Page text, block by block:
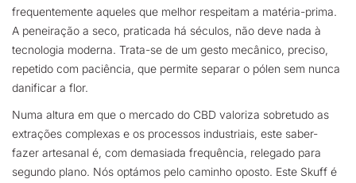
frequentemente aqueles que melhor respeitam a matéria-prima.
A peneiração a seco, praticada há séculos, não deve nada à
tecnologia moderna. Trata-se de um gesto mecânico, preciso,
repetido com paciência, que permite separar o pólen sem nunca
danificar a flor.
Numa altura em que o mercado do CBD valoriza sobretudo as
extrações complexas e os processos industriais, este saber-
fazer artesanal é, com demasiada frequência, relegado para
segundo plano. Nós optámos pelo caminho oposto. Este Skuff é